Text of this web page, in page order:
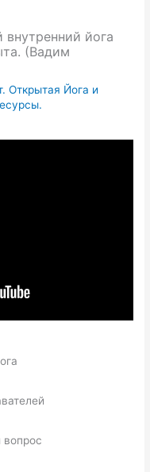
йога
(Вадим
Открытая Йога и
вопрос